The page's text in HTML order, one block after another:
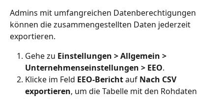
Admins mit umfangreichen Datenberechtigungen
können die zusammengestellten Daten jederzeit
exportieren.
Gehe zu Einstellungen > Allgemein >
Unternehmenseinstellungen > EEO.
Klicke im Feld EEO-Bericht auf Nach CSV
exportieren, um die Tabelle mit den Rohdaten